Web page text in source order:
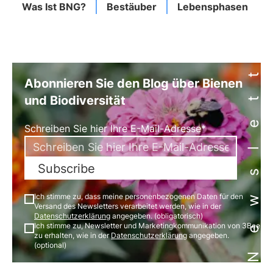
Was Ist BNG? Bestäuber LebensphasenNewsletter
Abonnieren Sie den Blog über Bienen
und Biodiversität
Schreiben Sie hier Ihre E-Mail-Adresse*
Subscribe
Ich stimme zu, dass meine personenbezogenen Daten für den
Versand des Newsletters verarbeitet werden, wie in der
Datenschutzerklärung angegeben. (obligatorisch)
Ich stimme zu, Newsletter und Marketingkommunikation von 3Bee
zu erhalten, wie in derDatenschutzerklärungangegeben.
(optional)